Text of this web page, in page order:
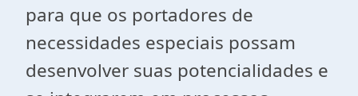
para que os portadores de
necessidades especiais possam
desenvolver suas potencialidades e